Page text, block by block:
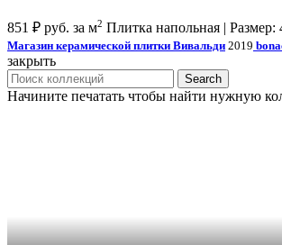
851 ₽ руб. за м2 Плитка напольная | Размер:
Магазин керамической плитки Вивальди 2019
закрыть
Search
Начините печатать чтобы найти нужную